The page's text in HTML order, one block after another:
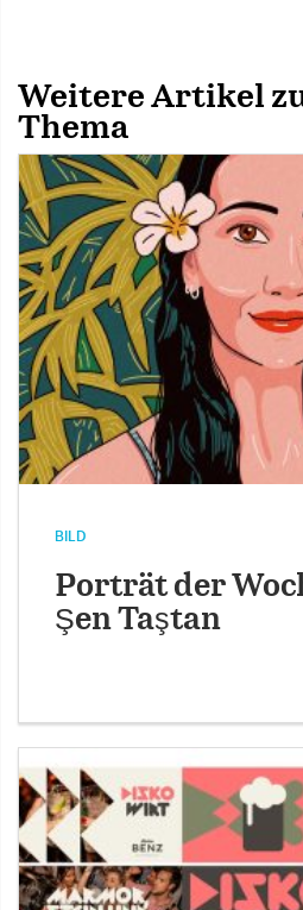
Weitere Artikel
Thema
BILD
Porträt der
Şen Taştan